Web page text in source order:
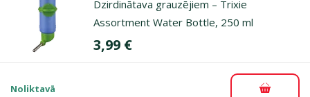
Dzirdinātava grauzējiem – Trixie
Assortment Water Bottle, 250 ml
Cena
3,99 €
Noliktavā